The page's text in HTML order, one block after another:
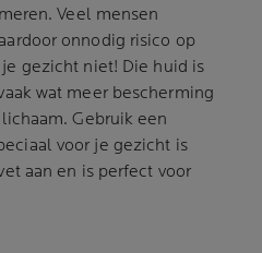
Veel mensen
onnodig risico op
gezicht niet! Die huid is
wat meer bescherming
Gebruik een
voor je gezicht is
aan en is perfect voor